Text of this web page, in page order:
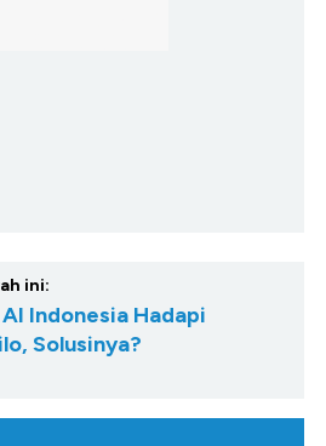
ini:
Indonesia Hadapi
Solusinya?